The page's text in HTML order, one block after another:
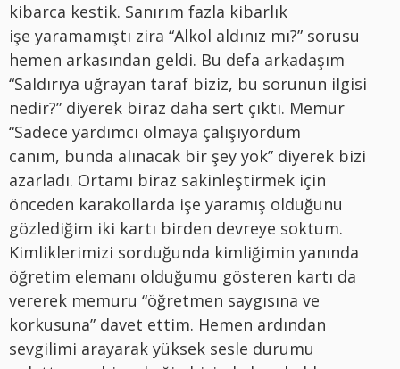
kibarca kestik. Sanırım fazla kibarlık
işe yaramamıştı zira “Alkol aldınız mı?” sorusu
hemen arkasından geldi. Bu defa arkadaşım
“Saldırıya uğrayan taraf biziz, bu sorunun ilgisi
nedir?” diyerek biraz daha sert çıktı. Memur
“Sadece yardımcı olmaya çalışıyordum
canım, bunda alınacak bir şey yok” diyerek bizi
azarladı. Ortamı biraz sakinleştirmek için
önceden karakollarda işe yaramış olduğunu
gözlediğim iki kartı birden devreye soktum.
Kimliklerimizi sorduğunda kimliğimin yanında
öğretim elemanı olduğumu gösteren kartı da
vererek memuru “öğretmen saygısına ve
korkusuna” davet ettim. Hemen ardından
sevgilimi arayarak yüksek sesle durumu